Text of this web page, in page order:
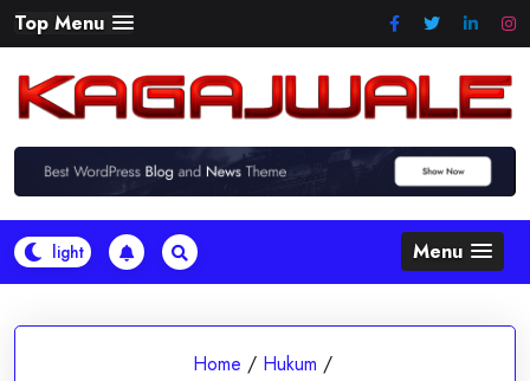
Skip
to
content
Top Menu
Menu
Home / Hukum /